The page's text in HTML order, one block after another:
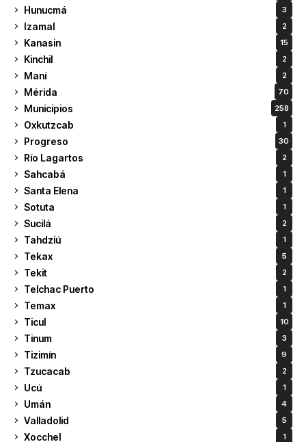
Hunucmá 3
Izamal 2
Kanasin 15
Kinchil 2
Maní 2
Mérida 70
Municipios 258
Oxkutzcab 1
Progreso 30
Río Lagartos 2
Sahcabá 1
Santa Elena 1
Sotuta 1
Sucilá 2
Tahdziú 1
Tekax 5
Tekit 2
Telchac Puerto 1
Temax 1
Ticul 10
Tinum 3
Tizimín 9
Tzucacab 2
Ucú 1
Umán 4
Valladolid 5
Xocchel 1